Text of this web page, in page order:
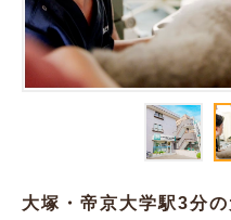
大塚・帝京大学駅3分